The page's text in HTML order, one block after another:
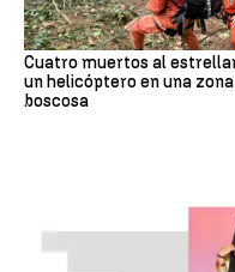
Cuatro muertos al
un helicóptero en una zona
boscosa